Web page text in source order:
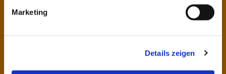
Marketing
Details zeigen
Kirche
Mitglied Werden